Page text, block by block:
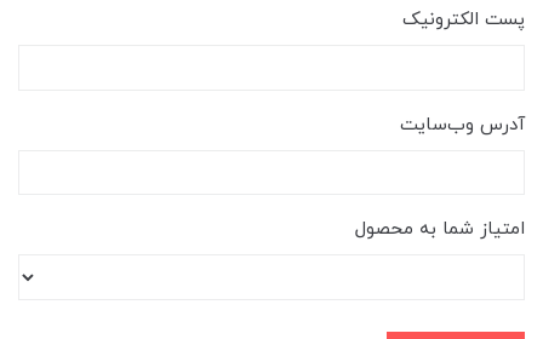
پست الکترونیک
آدرس وب‌سایت
امتیاز شما به محصول